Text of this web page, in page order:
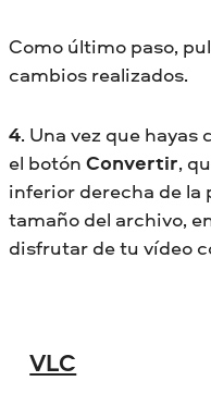
Como último paso,
cambios realizados.
4. Una vez que
el botón Convertir,
inferior derecha de la
tamaño del archivo,
disfrutar de tu vídeo
VLC